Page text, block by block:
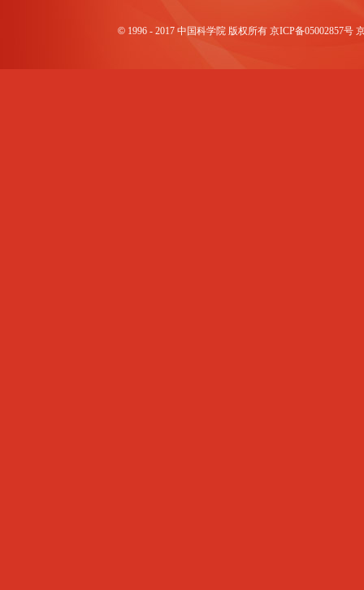
© 1996 - 2017 中国科学院 版权所有 京ICP备05002857号